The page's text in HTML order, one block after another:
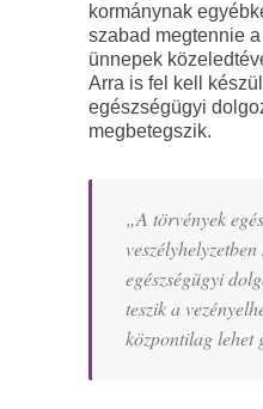
kormánynak
szabad megtennie
ünnepek
Arra is fel kell
egészségügyi
megbetegszik.
„A törvények
egészségügyi
teszik a
központilag lehet